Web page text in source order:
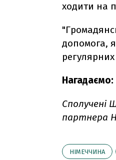
ходити на
допомога,
Нагадаємо:
партнера
НІМЕЧЧИНА